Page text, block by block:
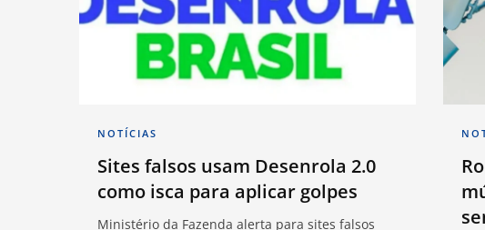
NOTÍCIAS
Sites falsos usam Desenrola 2.0
como isca para aplicar golpes
Ministério da Fazenda alerta para sites falsos